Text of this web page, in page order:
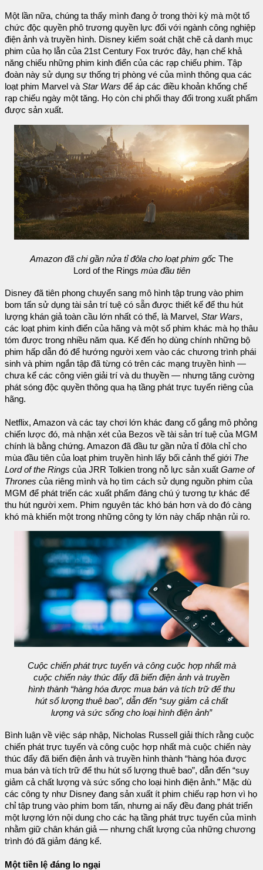
Một lần nữa, chúng ta thấy mình đang ở trong thời kỳ mà một tổ
chức độc quyền phô trương quyền lực đối với ngành công nghiệp
điện ảnh và truyền hình. Disney kiểm soát chặt chẽ cả danh mục
phim của họ lẫn của 21st Century Fox trước đây, hạn chế khả
năng chiếu những phim kinh điển của các rạp chiếu phim. Tập
đoàn này sử dụng sự thống trị phòng vé của mình thông qua các
loạt phim Marvel vàStar Wars để áp các điều khoản khống chế
rạp chiếu ngày một tăng. Họ còn chi phối thay đổi trong xuất phẩm
được sản xuất.
Amazon đã chi gần nửa tỉ đôla cho loạt phim gốc The
Lord of the Rings mùa đầu tiên
Disney đã tiên phong chuyển sang mô hình tập trung vào phim
bom tấn sử dụng tài sản trí tuệ có sẵn được thiết kế để thu hút
lượng khán giả toàn cầu lớn nhất có thể, là Marvel, Star Wars,
các loạt phim kinh điển của hãng và một số phim khác mà họ thâu
tóm được trong nhiều năm qua. Kế đến họ dùng chính những bộ
phim hấp dẫn đó để hướng người xem vào các chương trình phái
sinh và phim ngắn tập đã từng có trên các mạng truyền hình —
chưa kể các công viên giải trí và du thuyền — nhưng tăng cường
phát sóng độc quyền thông qua hạ tầng phát trực tuyến riêng của
hãng.
Netflix, Amazon và các tay chơi lớn khác đang cố gắng mô phỏng
chiến lược đó, mà nhận xét của Bezos về tài sản trí tuệ của MGM
chính là bằng chứng. Amazon đã đầu tư gần nửa tỉ đôla chỉ cho
mùa đầu tiên của loạt phim truyền hình lấy bối cảnh thế giới The
Lord of the Rings của JRR Tolkien trong nỗ lực sản xuất Game of
Thrones của riêng mình và họ tìm cách sử dụng nguồn phim của
MGM để phát triển các xuất phẩm đáng chú ý tương tự khác để
thu hút người xem. Phim nguyên tác khó bán hơn và do đó càng
khó mà khiến một trong những công ty lớn này chấp nhận rủi ro.
Cuộc chiến phát trực tuyến và công cuộc hợp nhất mà
cuộc chiến này thúc đẩy đã biến điện ảnh và truyền
hình thành “hàng hóa được mua bán và tích trữ để thu
hút số lượng thuê bao”, dẫn đến “suy giảm cả chất
lượng và sức sống cho loại hình điện ảnh”
Bình luận về việc sáp nhập, Nicholas Russell giải thích rằng cuộc
chiến phát trực tuyến và công cuộc hợp nhất mà cuộc chiến này
thúc đẩy đã biến điện ảnh và truyền hình thành “hàng hóa được
mua bán và tích trữ để thu hút số lượng thuê bao”, dẫn đến “suy
giảm cả chất lượng và sức sống cho loại hình điện ảnh.” Mặc dù
các công ty như Disney đang sản xuất ít phim chiếu rạp hơn vì họ
chỉ tập trung vào phim bom tấn, nhưng ai nấy đều đang phát triển
một lượng lớn nội dung cho các hạ tầng phát trực tuyến của mình
nhằm giữ chân khán giả — nhưng chất lượng của những chương
trình đó đã giảm đáng kể.
Một tiền lệ đáng lo ngại